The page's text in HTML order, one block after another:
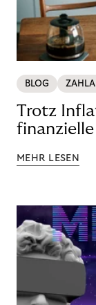
BLOG
Trotz
MEHR LESEN